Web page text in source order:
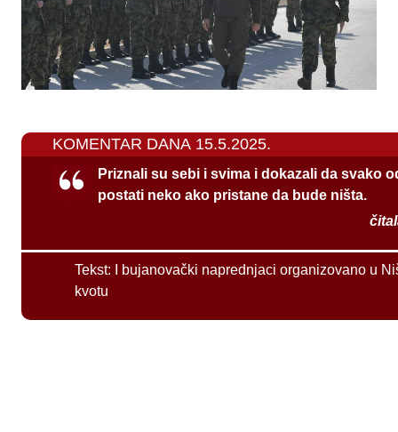
KOMENTAR DANA 15.5.2025.
Priznali su sebi i svima i dokazali da svako
postati neko ako pristane da bude ništa.
Tekst:
I bujanovački naprednjaci organizovano u
kvotu